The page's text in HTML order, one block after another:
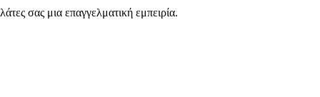
σας μια επαγγελματική εμπειρία.